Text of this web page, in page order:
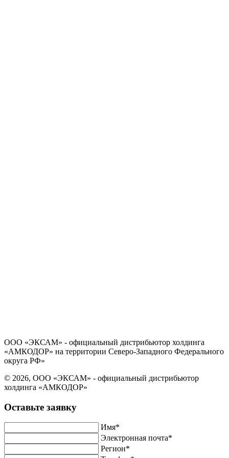
ООО «ЭКСАМ» - официальный дистрибьютор холдинга
«АМКОДОР» на территории Северо-Западного Федерального
округа РФ»
© 2026, ООО «ЭКСАМ» - официальный дистрибьютор
холдинга «АМКОДОР»
Оставьте заявку
Имя*
Электронная почта*
Регион*